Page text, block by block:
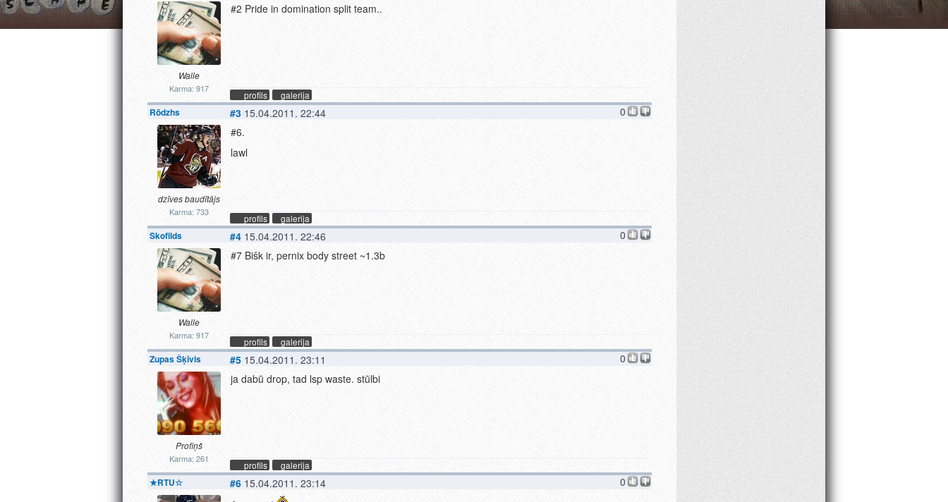
Walle
Karma: 917
#2 Pride in domination split team..
profils galerija
Rõdzhs
dzīves baudītājs
Karma: 733
0
#3 15.04.2011. 22:44
#6.
lawl
profils galerija
Skofilds
Walle
Karma: 917
0
#4 15.04.2011. 22:46
#7 Bišk ir, pernix body street ~1.3b
profils galerija
Zupas Šķīvis
Profiņš
Karma: 261
0
#5 15.04.2011. 23:11
ja dabū drop, tad lsp waste. stūlbi
profils galerija
★RTU☆ 0
#6 15.04.2011. 23:14